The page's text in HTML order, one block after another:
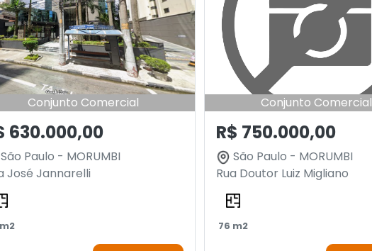
Conjunto Comercial
630.000,00
São Paulo - MORUMBI
José Jannarelli
Conjunto Comercial
R$ 750.000,00
São Paulo - MORUMBI
Rua Doutor Luiz Migliano
76 m2